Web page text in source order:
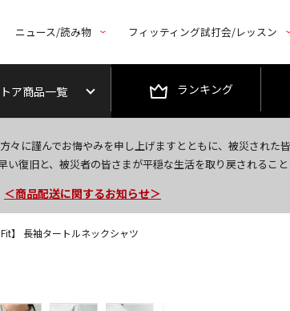
ニュース/読み物 フィッティング試打会/レッスン
ア商品一覧 ランキング
々に謹んでお悔やみを申し上げますとともに、被災された
い復旧と、被災者の皆さまが平穏な生活を取り戻されること
＜商品配送に関するお知らせ＞
＜夏季休暇中のご注文・発送・お問い合わせ＞
】 長袖タートルネックシャツ